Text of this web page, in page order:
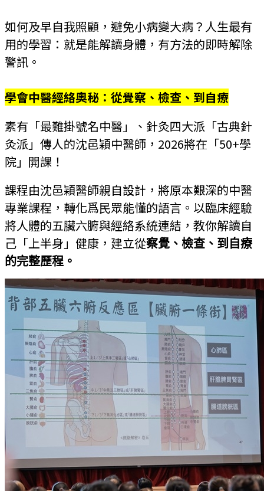
如何及早自我照顧，避免小病變大病？人生最有
用的學習：就是能解讀身體，有方法的即時解除
警訊。
學會中醫經絡奧秘：從覺察、檢查、到自療
素有「最難掛號名中醫」、針灸四大派「古典針
灸派」傳人的沈邑穎中醫師，2026將在「50+學
院」開課！
課程由沈邑穎醫師親自設計，將原本艱深的中醫
專業課程，轉化爲民眾能懂的語言。以臨床經驗
將人體的五臟六腑與經絡系統連結，教你解讀自
己「上半身」健康，建立從察覺、檢查、到自療
的完整歷程。